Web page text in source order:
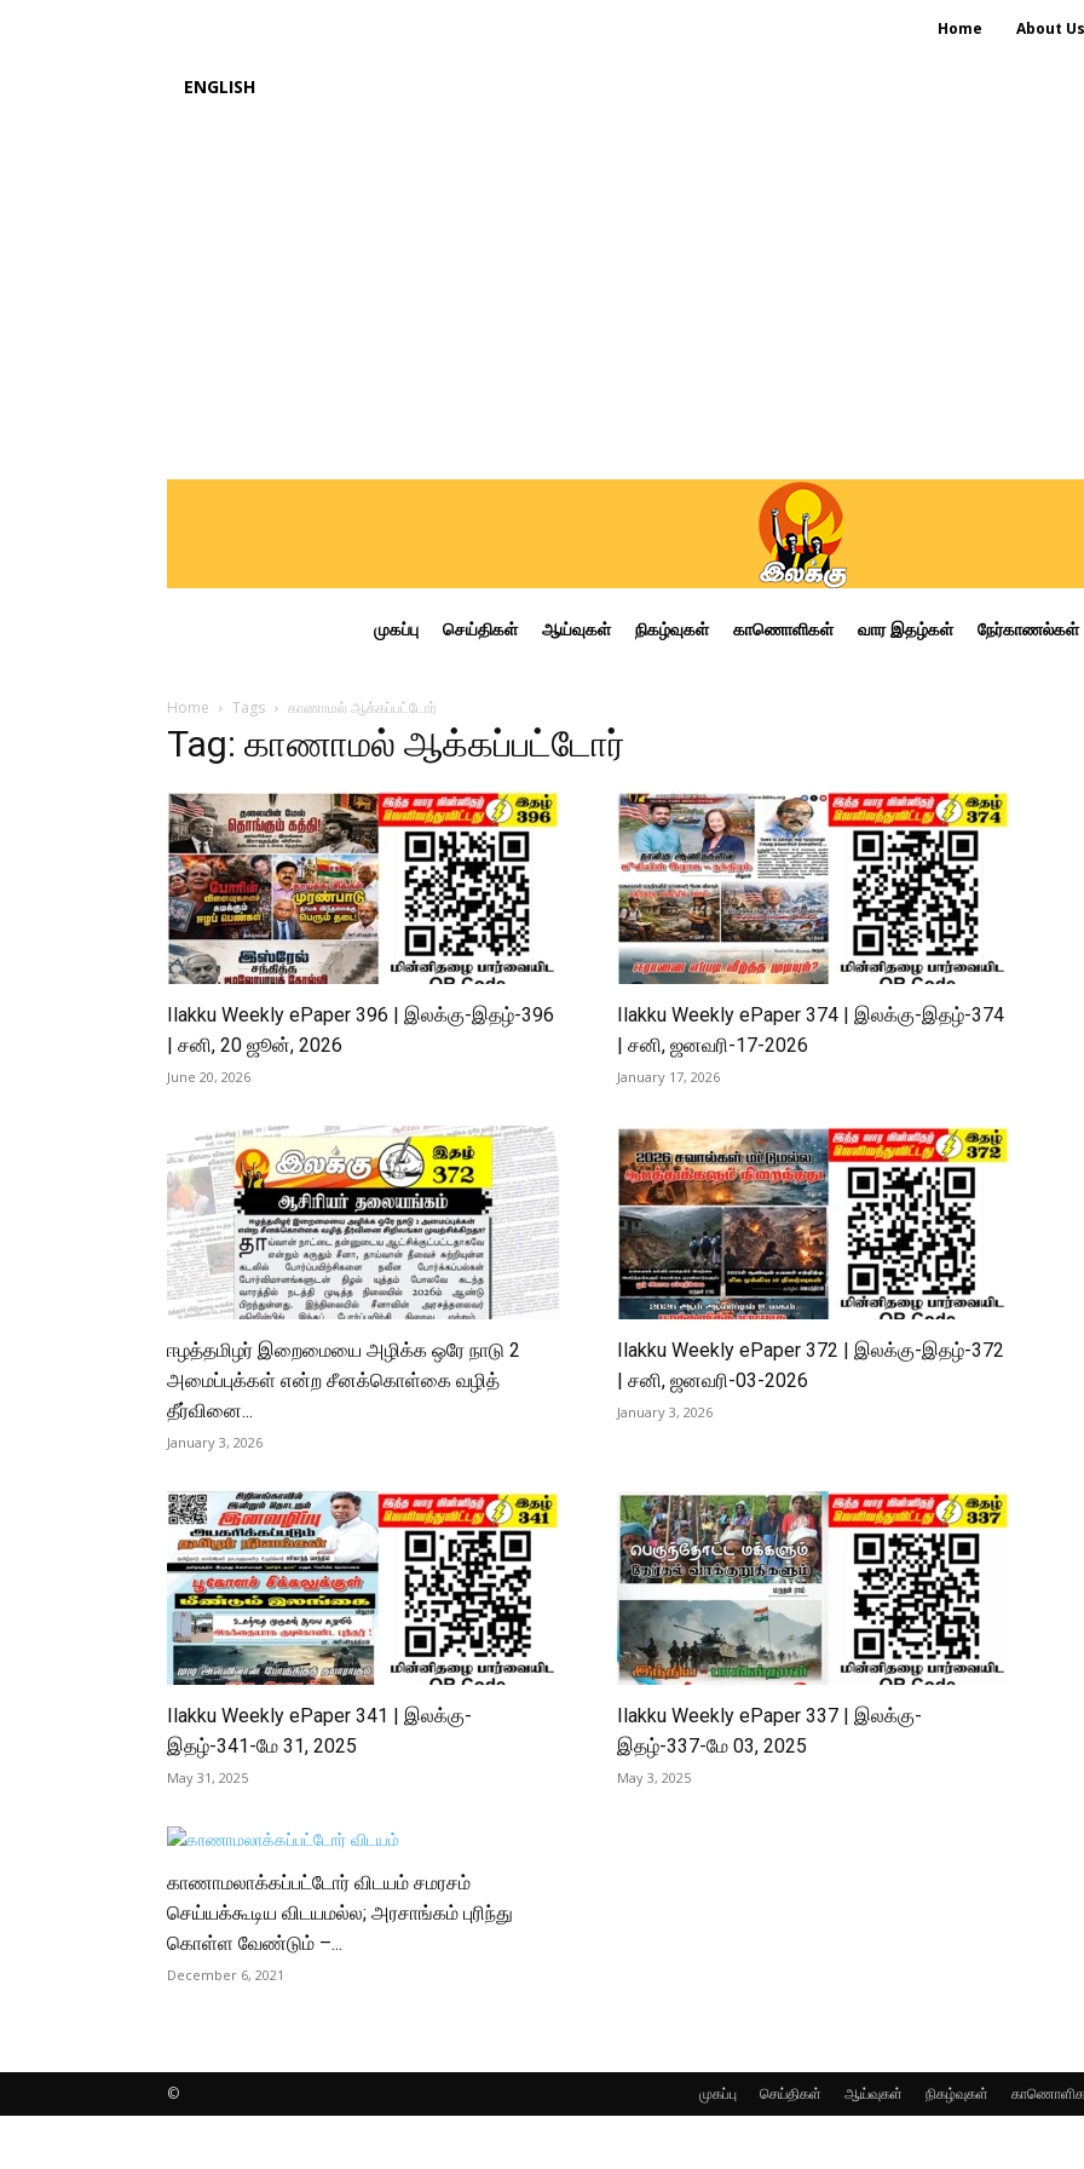
Home About Us
ENGLISH
முகப்பு செய்திகள் ஆய்வுகள் நிகழ்வுகள் காணொளிகள் வார இதழ்கள் நேர்காணல்கள்
Home Tags காணாமல் ஆக்கப்பட்டோர்
Tag: காணாமல் ஆக்கப்பட்டோர்
Ilakku Weekly ePaper 396 | இலக்கு-இதழ்-396
| சனி, 20 ஜூன், 2026
June 20, 2026
Ilakku Weekly ePaper 374 | இலக்கு-இதழ்-374
| சனி, ஜனவரி-17-2026
January 17, 2026
ஈழத்தமிழர் இறைமையை அழிக்க ஒரே நாடு 2
அமைப்புக்கள் என்ற சீனக்கொள்கை வழித்
தீர்வினை...
January 3, 2026
Ilakku Weekly ePaper 372 | இலக்கு-இதழ்-372
| சனி, ஜனவரி-03-2026
January 3, 2026
Ilakku Weekly ePaper 341 | இலக்கு-
இதழ்-341-மே 31, 2025
May 31, 2025
Ilakku Weekly ePaper 337 | இலக்கு-
இதழ்-337-மே 03, 2025
May 3, 2025
காணாமலாக்கப்பட்டோர் விடயம் சமரசம்
செய்யக்கூடிய விடயமல்ல; அரசாங்கம் புரிந்து
கொள்ள வேண்டும் –...
December 6, 2021
முகப்பு செய்திகள் ஆய்வுகள் நிகழ்வுகள்
©